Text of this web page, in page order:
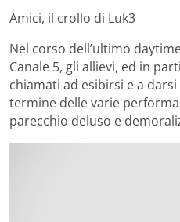
Amici, il crollo di Luk3
Nel corso dell’ultimo
Canale 5, gli allievi, ed in
chiamati ad esibirsi e a
termine delle varie
parecchio deluso e